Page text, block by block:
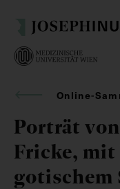
Online-
Porträt
Fricke, mit